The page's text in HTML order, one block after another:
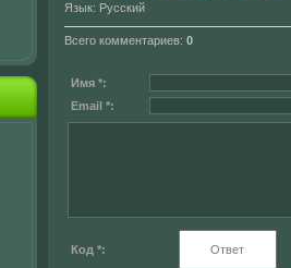
Язык: Русский
Всего комментариев: 0
Имя *:
Email *:
Код *: